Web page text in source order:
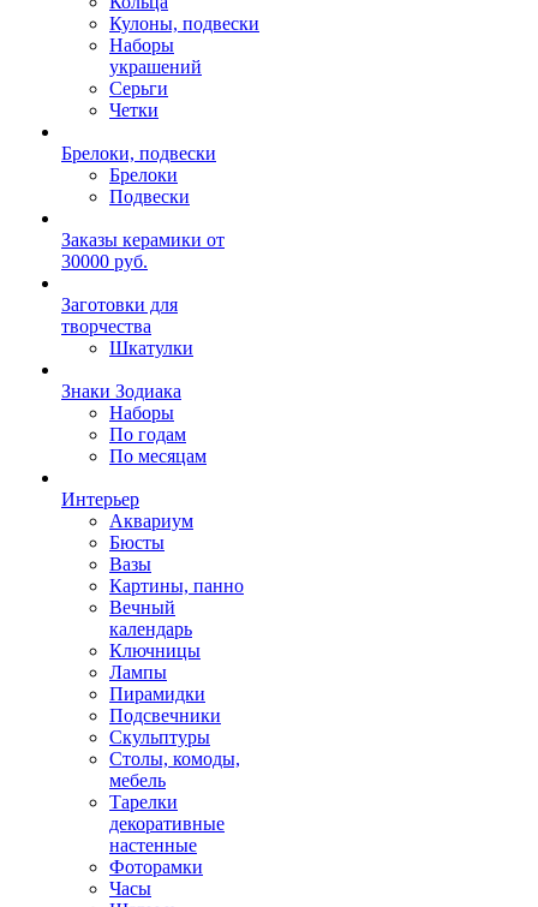
Кулоны, подвески
Наборы
украшений
Серьги
Четки
Брелоки, подвески
Брелоки
Подвески
Заказы керамики от
30000 руб.
Заготовки для
творчества
Шкатулки
Знаки Зодиака
Наборы
По годам
По месяцам
Интерьер
Аквариум
Бюсты
Вазы
Картины, панно
Вечный
календарь
Ключницы
Лампы
Пирамидки
Подсвечники
Скульптуры
Столы, комоды,
мебель
Тарелки
декоративные
настенные
Фоторамки
Часы